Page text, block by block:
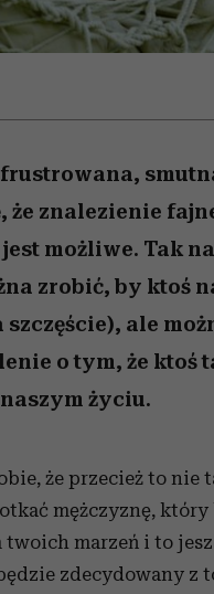
że znalezienie
możliwe. Tak
zrobić, by ktoś
szczęście), ale
o tym, że ktoś
życiu.
że przecież to nie
mężczyznę, który
marzeń i to
zdecydowany z